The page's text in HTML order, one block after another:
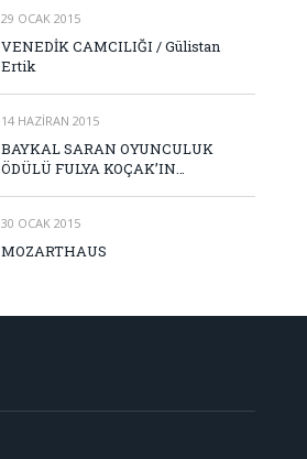
29 OCAK 2015
VENEDİK CAMCILIĞI / Gülistan
Ertik
14 HAZIRAN 2015
BAYKAL SARAN OYUNCULUK
ÖDÜLÜ FULYA KOÇAK’IN…
30 OCAK 2015
MOZARTHAUS